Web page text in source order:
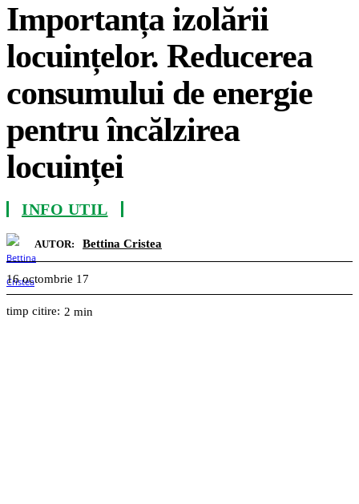
Importanța izolării
locuințelor. Reducerea
consumului de energie
pentru încălzirea
locuinței
INFO UTIL
AUTOR: Bettina Cristea
16 octombrie 17
timp citire: 2 min